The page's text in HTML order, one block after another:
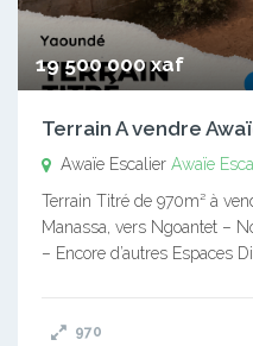
19 500 000 xaf
Terrain A vendre
Awaïe Escalier Awaïe
Terrain Titré de 970m² à
Manassa, vers Ngoantet –
– Encore d’autres Espaces
970